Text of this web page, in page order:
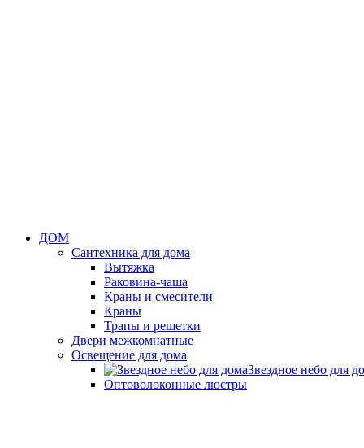
ДОМ
Сантехника для дома
Вытяжка
Раковина-чаша
Краны и смесители
Краны
Трапы и решетки
Двери межкомнатные
Освещение для дома
Звездное небо для
Оптоволоконные люстры